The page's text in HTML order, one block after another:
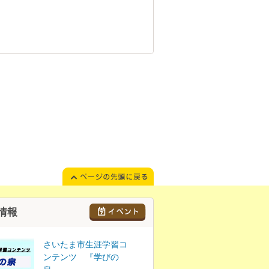
報
さいたま市生涯学習コ
ンテンツ 『学びの